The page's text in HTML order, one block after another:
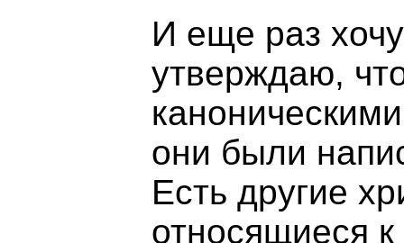
И еще раз
утверждаю,
они были
Есть другие
относящиеся